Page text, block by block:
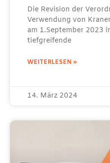
Die Revision der
Verwendung von
am 1.September 2023
tiefgreifende
WEITERLESEN »
14. März 2024